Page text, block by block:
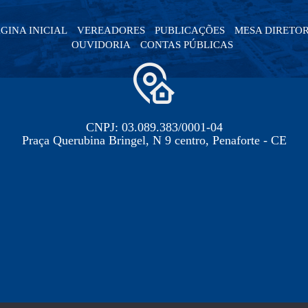
INICIAL VEREADORES PUBLICAÇÕES
MESA
OUVIDORIA
CONTAS PÚBLICAS
CNPJ: 03.089.383/0001-04
Praça Querubina Bringel, N 9 centro, Penaforte - CE